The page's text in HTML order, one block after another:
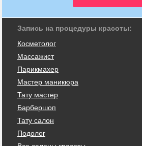
Запись на процедуры красоты:
Косметолог
Массажист
Парикмахер
Мастер маникюра
Тату мастер
Барбершоп
Тату салон
Подолог